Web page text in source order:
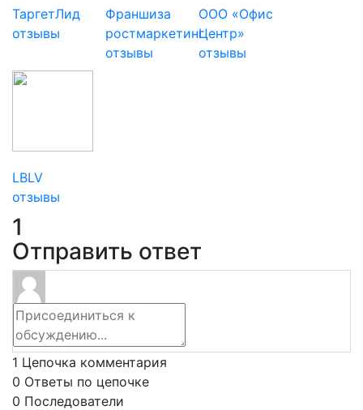
ТаргетЛид
отзывы
Франшиза
ростмаркетинг
отзывы
ООО «Офис
Центр»
отзывы
LBLV
отзывы
1
Отправить ответ
1 Цепочка комментария
0 Ответы по цепочке
0 Последователи